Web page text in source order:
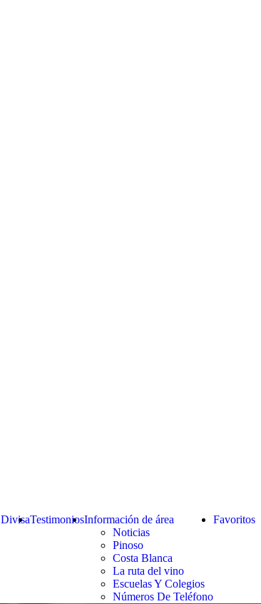
Favoritos
Información de área
Noticias
Pinoso
Costa Blanca
La ruta del vino
Escuelas Y Colegios
Números De Teléfono
Testimonios
Divisa